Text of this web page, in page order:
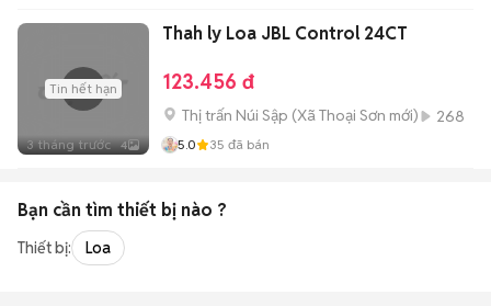
Tin hết hạn
3 tháng trước 4
Thah ly Loa JBL Control 24CT
123.456 đ
Thị trấn Núi Sập (Xã Thoại Sơn mới) 268
5.0 35 đã bán
Bạn cần tìm thiết bị nào ?
Thiết bị: Loa